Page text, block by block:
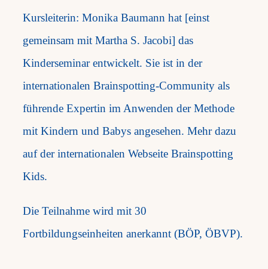
Kursleiterin: Monika Baumann hat [einst
gemeinsam mit Martha S. Jacobi] das
Kinderseminar entwickelt. Sie ist in der
internationalen Brainspotting-Community als
führende Expertin im Anwenden der Methode
mit Kindern und Babys angesehen. Mehr dazu
auf der internationalen Webseite Brainspotting
Kids.
Die Teilnahme wird mit 30
Fortbildungseinheiten anerkannt (BÖP, ÖBVP).